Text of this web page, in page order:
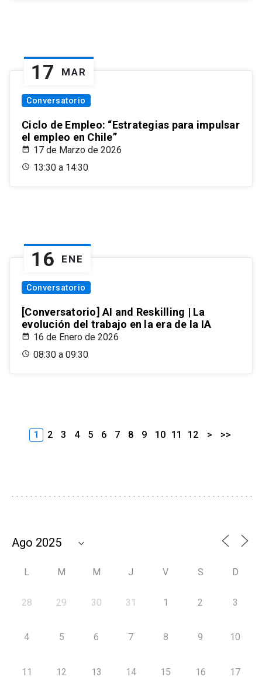
17 MAR
Conversatorio
Ciclo de Empleo: “Estrategias para impulsar
el empleo en Chile”
17 de Marzo de 2026
13:30 a 14:30
16 ENE
Conversatorio
[Conversatorio] AI and Reskilling | La
evolución del trabajo en la era de la IA
16 de Enero de 2026
08:30 a 09:30
1 2 3 4 5 6 7 8 9 10 11 12 > >>
L M M J V S D
28 29 30 31 1 2 3
4 5 6 7 8 9 10
11 12 13 14 15 16 17